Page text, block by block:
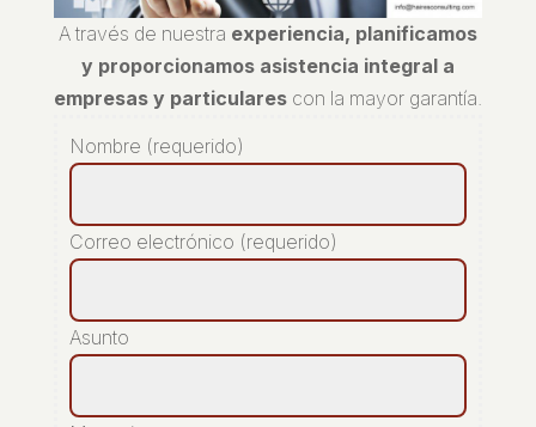
A través de nuestra experiencia, planificamos
y proporcionamos asistencia integral a
empresas y particularescon la mayor garantía.
Nombre (requerido)
Correo electrónico (requerido)
Asunto